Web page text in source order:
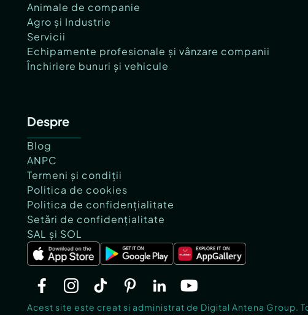
Animale de companie
Agro și Industrie
Servicii
Echipamente profesionale și vânzare companii
Închiriere bunuri și vehicule
Despre
Blog
ANPC
Termeni și condiții
Politica de cookies
Politica de confidențialitate
Setări de confidențialitate
SAL și SOL
Acest site este creat si administrat de Digital Antena Group.